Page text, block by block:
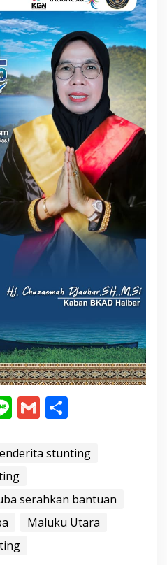
Li
e
G
ai ar
stunting
serahkan bantuan
Maluku Utara